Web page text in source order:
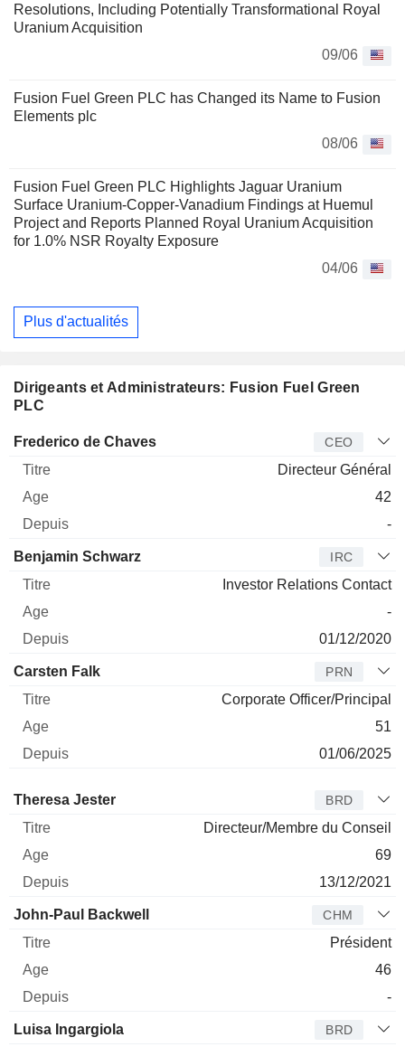
Resolutions, Including Potentially Transformational Royal
Uranium Acquisition
09/06
Fusion Fuel Green PLC has Changed its Name to Fusion
Elements plc
08/06
Fusion Fuel Green PLC Highlights Jaguar Uranium
Surface Uranium-Copper-Vanadium Findings at Huemul
Project and Reports Planned Royal Uranium Acquisition
for 1.0% NSR Royalty Exposure
04/06
Plus d'actualités
Dirigeants et Administrateurs: Fusion Fuel Green
PLC
Dirigeant Titre Age Depuis
Frederico de Chaves CEO
Directeur Général
42
-
Benjamin Schwarz IRC
Investor Relations Contact
-
01/12/2020
Carsten Falk PRN
Corporate Officer/Principal
51
01/06/2025
Administrateur Titre
Theresa Jester BRD
Directeur/Membre du Conseil
69
13/12/2021
John-Paul Backwell CHM
Président
46
-
Luisa Ingargiola BRD